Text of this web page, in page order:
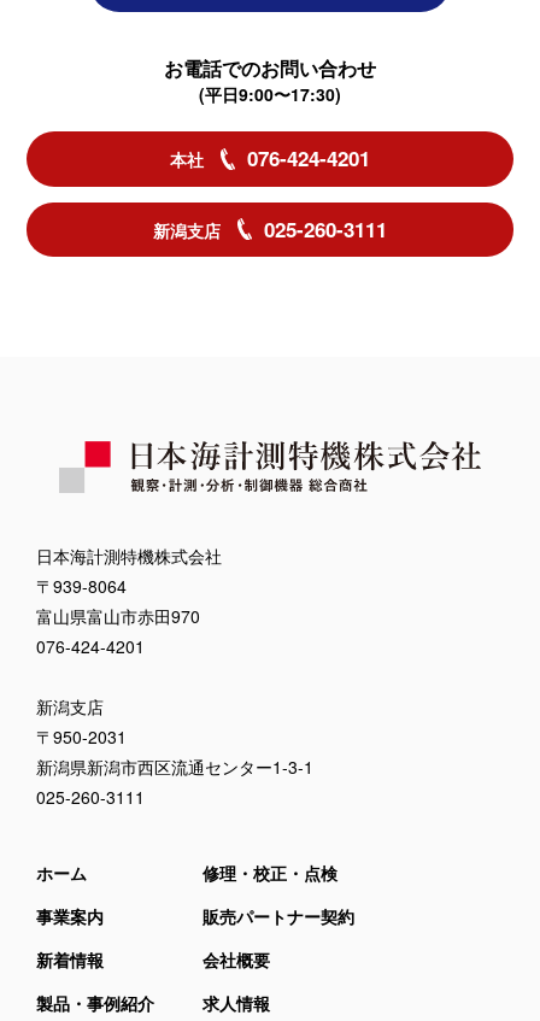
お電話でのお問い合わせ
(平日9:00〜17:30)
本社 076-424-4201
新潟支店 025-260-3111
日本海計測特機株式会社
〒939-8064
富山県富山市赤田970
076-424-4201
新潟支店
〒950-2031
新潟県新潟市西区流通センター1-3-1
025-260-3111
ホーム
事業案内
新着情報
製品・事例紹介
修理・校正・点検
販売パートナー契約
会社概要
求人情報